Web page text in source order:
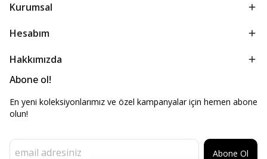
Kurumsal
Hesabım
Hakkımızda
Abone ol!
En yeni koleksiyonlarımız ve özel kampanyalar için hemen abone
olun!
Abone Ol